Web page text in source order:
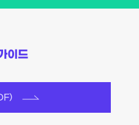
이드